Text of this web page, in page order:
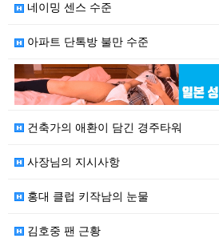
네이밍 센스 수준
아파트 단톡방 불만 수준
건축가의 애환이 담긴 경주타워
사장님의 지시사항
홍대 클럽 키작남의 눈물
김호중 팬 근황